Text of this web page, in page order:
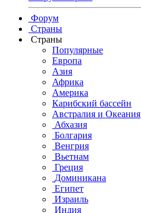
Форум
Страны
Страны
Популярные
Европа
Азия
Африка
Америка
Карибский бассейн
Австралия и Океания
Абхазия
Болгария
Венгрия
Вьетнам
Греция
Доминикана
Египет
Израиль
Индия